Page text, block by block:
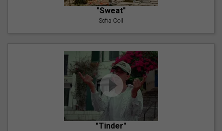
"Sweat"
Sofia Coll
"Tinder"